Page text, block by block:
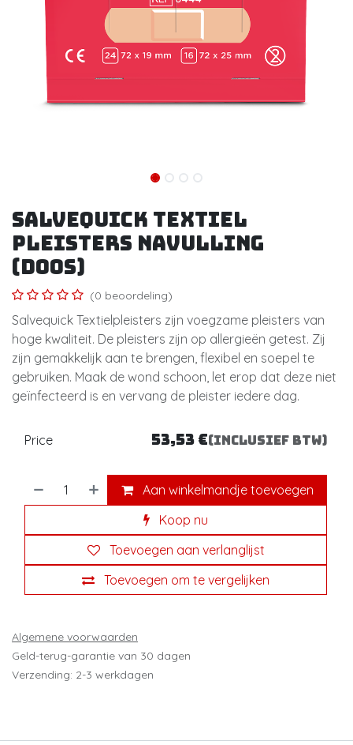
Salvequick textiel
pleisters navulling
(doos)
(0 beoordeling)
Salvequick Textielpleisters zijn voegzame pleisters van
hoge kwaliteit. De pleisters zijn op allergieën getest. Zij
zijn gemakkelijk aan te brengen, flexibel en soepel te
gebruiken. Maak de wond schoon, let erop dat deze niet
geïnfecteerd is en vervang de pleister iedere dag.
Aan winkelmandje toevoegen
Koop nu
Toevoegen om te vergelijken
Toevoegen aan verlanglijst
Price 53,53 €(Inclusief btw)
Algemene voorwaarden
Geld-terug-garantie van 30 dagen
Verzending: 2-3 werkdagen